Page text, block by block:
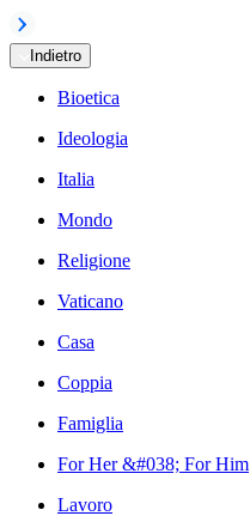
Indietro
Bioetica
Ideologia
Italia
Mondo
Religione
Vaticano
Casa
Coppia
Famiglia
For Her &#038; For Him
Lavoro